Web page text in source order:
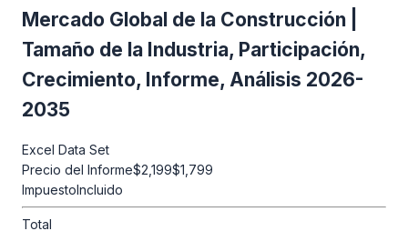
Mercado Global de la Construcción |
Tamaño de la Industria, Participación,
Crecimiento, Informe, Análisis 2026-
2035
Excel Data Set
Precio del Informe$2,199$1,799
ImpuestoIncluido
Total